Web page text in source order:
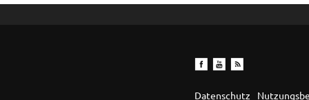
Datenschutz